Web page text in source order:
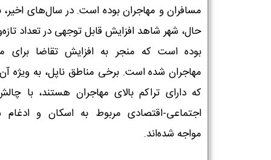
مسافران و مهاجران بوده است. در سال‌های اخیر،
حال، شهر شاهد افزایش قابل توجهی در تعداد
بوده است که منجر به افزایش تقاضا برای
مهاجران شده است. برخی مناطق ناپل، به ویژه
که دارای تراکم بالای مهاجران هستند، با
اجتماعی-اقتصادی مربوط به اسکان و
مواجه شده‌اند.